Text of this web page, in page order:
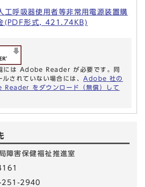
工呼吸器使用者等非常用電源装置購
(PDF形式, 421.74KB)
には Adobe Reader が必要です。同
されていない場合には、 Adobe 社の
Reader をダウンロード（無償）して
障害保健福祉推進室
251-2940